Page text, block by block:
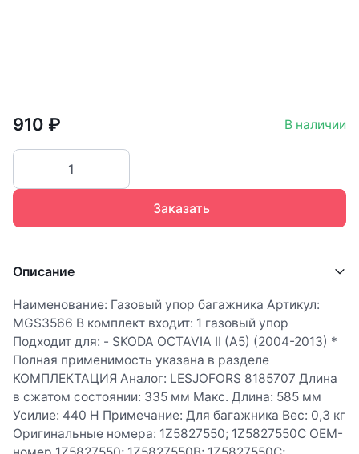
910 ₽ В наличии
Заказать
Описание
Наименование: Газовый упор багажника Артикул:
MGS3566 В комплект входит: 1 газовый упор
Подходит для: - SKODA OCTAVIA II (A5) (2004-2013) *
Полная применимость указана в разделе
КОМПЛЕКТАЦИЯ Аналог: LESJOFORS 8185707 Длина
в сжатом состоянии: 335 мм Макс. Длина: 585 мм
Усилие: 440 Н Примечание: Для багажника Вес: 0,3 кг
Оригинальные номера: 1Z5827550; 1Z5827550C OEM-